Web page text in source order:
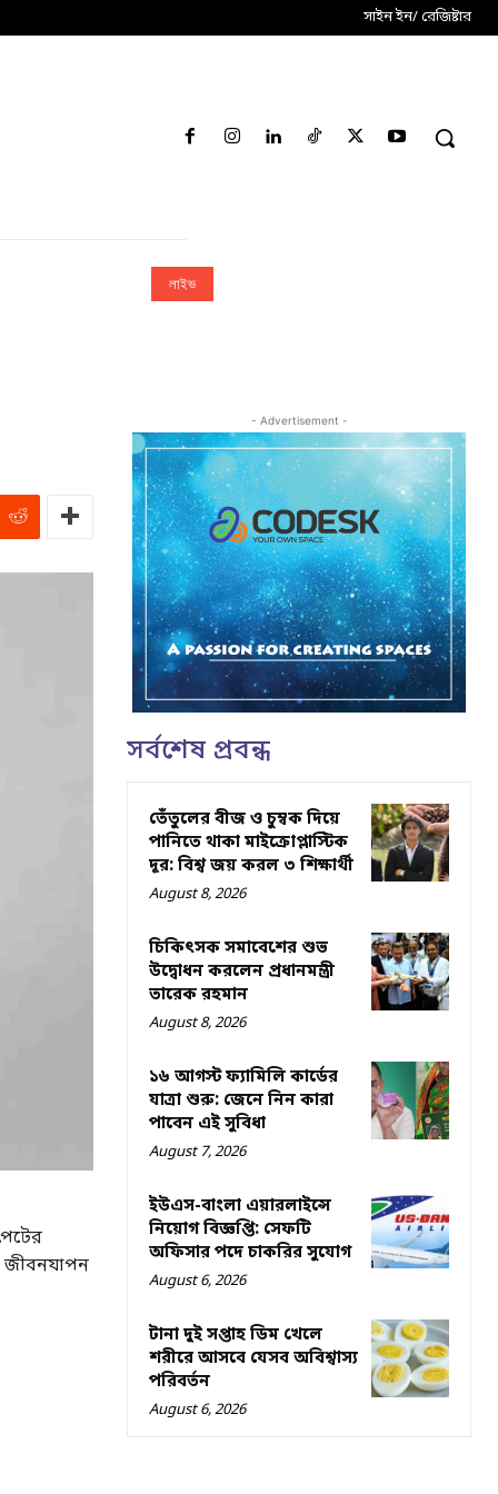
সাইন ইন/ রেজিষ্টার
লাইভ
জীবনযাপন
- Advertisement -
সর্বশেষ প্রবন্ধ
তেঁতুলের বীজ ও চুম্বক দিয়ে
পানিতে থাকা মাইক্রোপ্লাস্টিক
দূর: বিশ্ব জয় করল ৩ শিক্ষার্থী
August 8, 2026
চিকিৎসক সমাবেশের শুভ
উদ্বোধন করলেন প্রধানমন্ত্রী
তারেক রহমান
August 8, 2026
১৬ আগস্ট ফ্যামিলি কার্ডের
যাত্রা শুরু: জেনে নিন কারা
পাবেন এই সুবিধা
August 7, 2026
ইউএস-বাংলা এয়ারলাইন্সে
নিয়োগ বিজ্ঞপ্তি: সেফটি
অফিসার পদে চাকরির সুযোগ
August 6, 2026
টানা দুই সপ্তাহ ডিম খেলে
শরীরে আসবে যেসব অবিশ্বাস্য
পরিবর্তন
August 6, 2026